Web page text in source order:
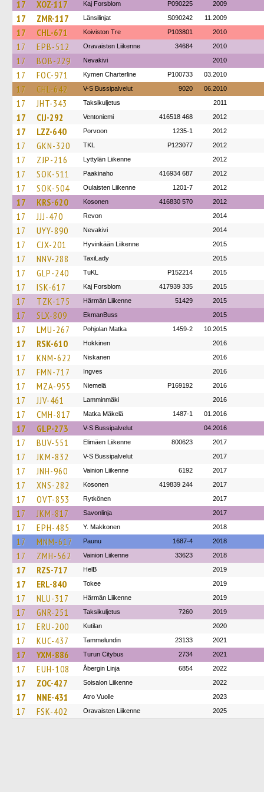
17 XOZ-117 Kaj Forsblom P090225 2009
17 ZMR-117 Länsilinjat S090242 11.2009
17 CHL-671 Koiviston Tre P103801 2010
17 EPB-512 Oravaisten Liikenne 34684 2010
17 BOB-229 Nevakivi 2010
17 FOC-971 Kymen Charterline P100733 03.2010
17 CHL-642 V-S Bussipalvelut 9020 06.2010
17 JHT-343 Taksikuljetus 2011
17 CIJ-292 Ventoniemi 416518 468 2012
17 LZZ-640 Porvoon 1235-1 2012
17 GKN-320 TKL P123077 2012
17 ZJP-216 Lyttylän Liikenne 2012
17 SOK-511 Paakinaho 416934 687 2012
17 SOK-504 Oulaisten Liikenne 1201-7 2012
17 KRS-620 Kosonen 416830 570 2012
17 JJJ-470 Revon 2014
17 UYY-890 Nevakivi 2014
17 CJX-201 Hyvinkään Liikenne 2015
17 NNV-288 TaxiLady 2015
17 GLP-240 TuKL P152214 2015
17 ISK-617 Kaj Forsblom 417939 335 2015
17 TZK-175 Härmän Liikenne 51429 2015
17 SLX-809 EkmanBuss 2015
17 LMU-267 Pohjolan Matka 1459-2 10.2015
17 RSK-610 Hokkinen 2016
17 KNM-622 Niskanen 2016
17 FMN-717 Ingves 2016
17 MZA-955 Niemelä P169192 2016
17 JJV-461 Lamminmäki 2016
17 CMH-817 Matka Mäkelä 1487-1 01.2016
17 GLP-273 V-S Bussipalvelut 04.2016
17 BUV-551 Elimäen Liikenne 800623 2017
17 JKM-832 V-S Bussipalvelut 2017
17 JNH-960 Vainion Liikenne 6192 2017
17 XNS-282 Kosonen 419839 244 2017
17 OVT-853 Rytkönen 2017
17 JKM-817 Savonlinja 2017
17 EPH-485 Y. Makkonen 2018
17 MNM-617 Paunu 1687-4 2018
17 ZMH-562 Vainion Liikenne 33623 2018
17 RZS-717 HelB 2019
17 ERL-840 Tokee 2019
17 NLU-317 Härmän Liikenne 2019
17 GNR-251 Taksikuljetus 7260 2019
17 ERU-200 Kutilan 2020
17 KUC-437 Tammelundin 23133 2021
17 YXM-886 Turun Citybus 2734 2021
17 EUH-108 Åbergin Linja 6854 2022
17 ZOC-427 Soisalon Liikenne 2022
17 NNE-431 Atro Vuolle 2023
17 FSK-402 Oravaisten Liikenne 2025